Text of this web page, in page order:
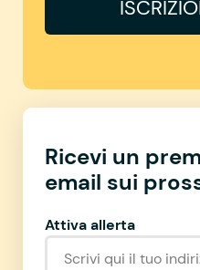
Ricevi un
email sui
Attiva allerta